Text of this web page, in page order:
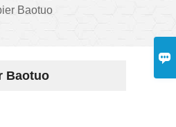

Baotuo
Baotuo